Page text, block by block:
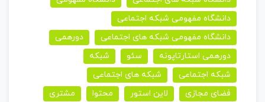
دانشگاه مفهومی شبکه اجتماعی
دانشگاه مفهومی شبکه های اجتماعی
دورهمی
دورهمی استارتاپونه
سئو
شبکه
شبکه اجتماعی
شبکه های اجتماعی
فضای مجازی
لاین استور محتوا
مشتری